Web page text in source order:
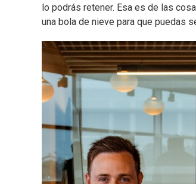
lo podrás retener. Esa es de las
una bola de nieve para que puedas